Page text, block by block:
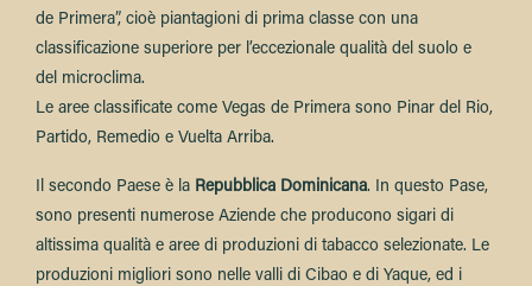
de Primera”, cioè piantagioni di prima classe con una
classificazione superiore per l’eccezionale qualità del suolo e
del microclima.
Le aree classificate come Vegas de Primera sono Pinar del Rio,
Partido, Remedio e Vuelta Arriba.
Il secondo Paese è la Repubblica Dominicana. In questo Pase,
sono presenti numerose Aziende che producono sigari di
altissima qualità e aree di produzioni di tabacco selezionate. Le
produzioni migliori sono nelle valli di Cibao e di Yaque, ed i